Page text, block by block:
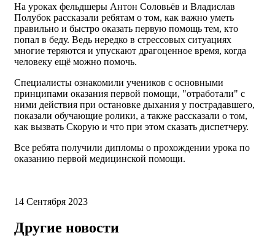
На уроках фельдшеры Антон Соловьёв и Владислав
Полубок рассказали ребятам о том, как важно уметь
правильно и быстро оказать первую помощь тем, кто
попал в беду. Ведь нередко в стрессовых ситуациях
многие теряются и упускают драгоценное время, когда
человеку ещё можно помочь.
Специалисты ознакомили учеников с основными
принципами оказания первой помощи, "отработали" с
ними действия при остановке дыхания у пострадавшего,
показали обучающие ролики, а также рассказали о том,
как вызвать Скорую и что при этом сказать диспетчеру.
Все ребята получили дипломы о прохождении урока по
оказанию первой медицинской помощи.
14 Сентября 2023
Другие новости